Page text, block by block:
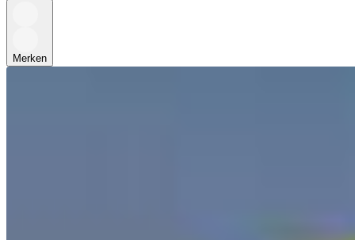
Merken